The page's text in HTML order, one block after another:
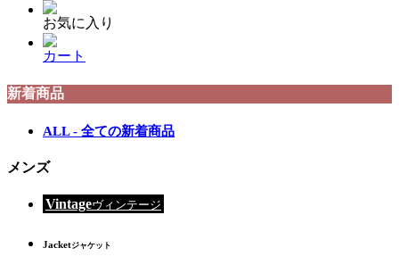
お気に入り
カート
新着商品
ALL - 全ての新着商品
メンズ
Vintageヴィンテージ
Jacketジャケット